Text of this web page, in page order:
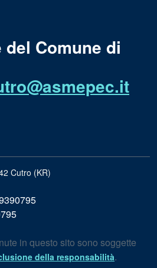
Comune di
Cutro (KR)
in questo sito sono soggette
della responsabilità.